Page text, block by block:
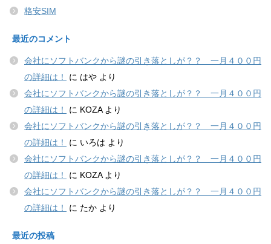
格安SIM
最近のコメント
会社にソフトバンクから謎の引き落としが？？ 一月４００円
の詳細は！
に はや より
会社にソフトバンクから謎の引き落としが？？ 一月４００円
の詳細は！
に KOZAより
会社にソフトバンクから謎の引き落としが？？ 一月４００円
の詳細は！
に いろは より
会社にソフトバンクから謎の引き落としが？？ 一月４００円
の詳細は！
に KOZAより
会社にソフトバンクから謎の引き落としが？？ 一月４００円
の詳細は！
に たか より
最近の投稿